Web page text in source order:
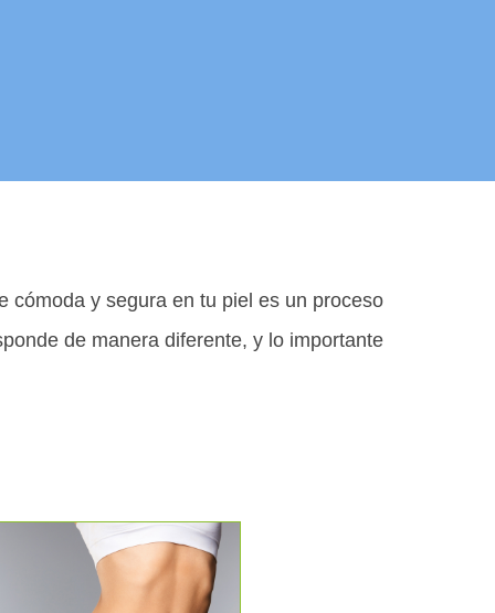
cómoda y segura en tu piel es un proceso
de manera diferente, y lo importante